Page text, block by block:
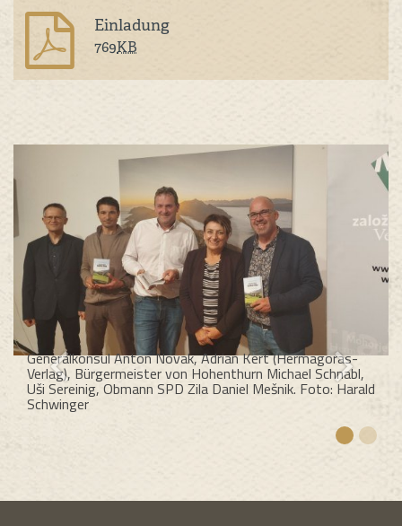
Einladung
769KB
Generalkonsul Anton Novak, Adrian Kert (Hermagoras-
Verlag), Bürgermeister von Hohenthurn Michael Schnabl,
Uši Sereinig, Obmann SPD Zila Daniel Mešnik. Foto: Harald
Schwinger